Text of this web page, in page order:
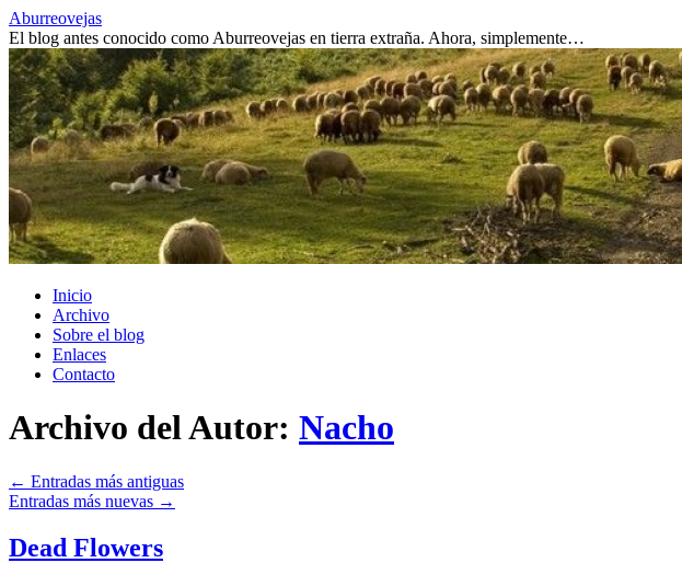
Saltar
al
contenido
Aburreovejas
El blog antes conocido como Aburreovejas en tierra extraña. Ahora, simplemente…
Inicio
Archivo
Sobre el blog
Enlaces
Contacto
Archivo del Autor: Nacho
← Entradas más antiguas
Entradas más nuevas →
Dead Flowers